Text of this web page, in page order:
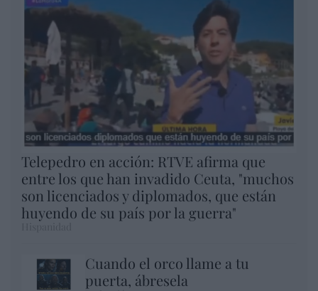
Telepedro en acción: RTVE afirma que
entre los que han invadido Ceuta, "muchos
son licenciados y diplomados, que están
huyendo de su país por la guerra"
Cuando el orco llame a tu
puerta, ábresela